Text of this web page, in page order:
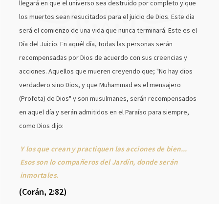
llegará en que el universo sea destruido por completo y que
los muertos sean resucitados para el juicio de Dios. Este día
será el comienzo de una vida que nunca terminará. Este es el
Día del Juicio. En aquél día, todas las personas serán
recompensadas por Dios de acuerdo con sus creencias y
acciones. Aquellos que mueren creyendo que; "No hay dios
verdadero sino Dios, y que Muhammad es el mensajero
(Profeta) de Dios" y son musulmanes, serán recompensados
en aquel día y serán admitidos en el Paraíso para siempre,
como Dios dijo:
Y los que crean y practiquen las acciones de bien...
Esos son lo compañeros del Jardín, donde serán
inmortales.
(Corán, 2:82)